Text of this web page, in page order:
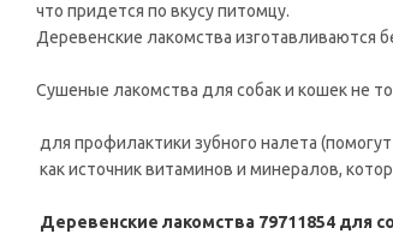
что придется по вкусу питомцу.
Деревенские лакомства изготавливаются
Сушеные лакомства для собак и кошек не
для профилактики зубного налета
как источник витаминов и минералов,
Деревенские лакомства 79711854 для